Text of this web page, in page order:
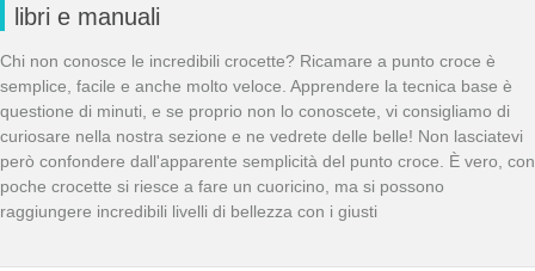
libri e manuali
Chi non conosce le incredibili crocette? Ricamare a punto croce è
semplice, facile e anche molto veloce. Apprendere la tecnica base è
questione di minuti, e se proprio non lo conoscete, vi consigliamo di
curiosare nella nostra sezione e ne vedrete delle belle! Non lasciatevi
però confondere dall'apparente semplicità del punto croce. È vero, con
poche crocette si riesce a fare un cuoricino, ma si possono
raggiungere incredibili livelli di bellezza con i giusti